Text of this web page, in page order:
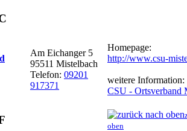
Am Eichanger 5
95511 Mistelbach
Telefon: 09201
917371
Homepage:
http://www.csu-
weitere Information:
CSU - Ortsverband
oben